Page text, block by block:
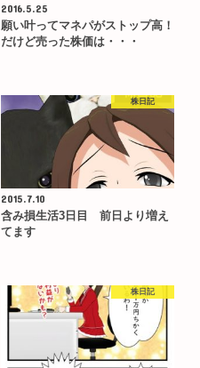
2016.5.25
願い叶ってマネパがストップ高！
だけど売った株価は・・・
株日記
2015.7.10
含み損生活3日目 前日より増え
てます
株日記